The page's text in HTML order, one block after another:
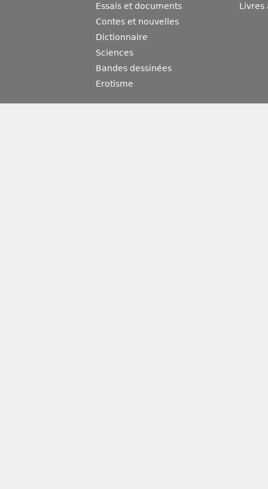
Essais et documents
Contes et nouvelles
Dictionnaire
Sciences
Bandes dessinées
Erotisme
Livres